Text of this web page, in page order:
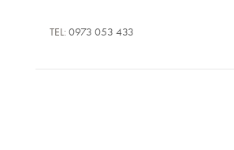
TEL: 0973 053 433